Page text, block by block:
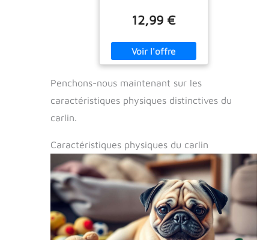
12,99 €
Penchons-nous maintenant sur les
caractéristiques physiques distinctives du
carlin.
Caractéristiques physiques du carlin